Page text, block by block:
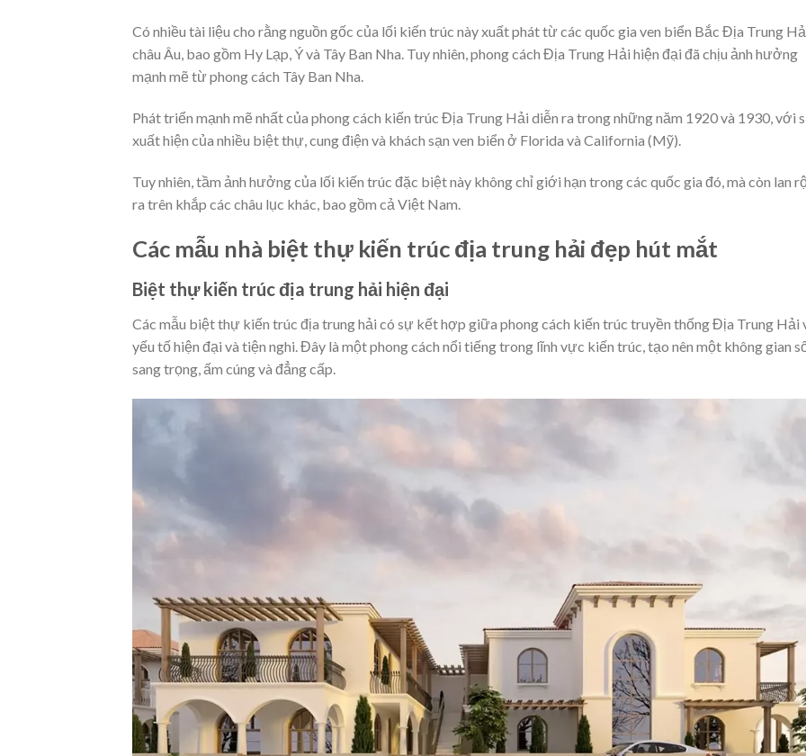
Có nhiều tài liệu cho rằng nguồn gốc của lối kiến trúc này xuất phát từ các quốc gia ven biển Bắc Địa Trung
châu Âu, bao gồm Hy Lạp, Ý và Tây Ban Nha. Tuy nhiên, phong cách Địa Trung Hải hiện đại đã chịu ảnh hưởng
mạnh mẽ từ phong cách Tây Ban Nha.
Phát triển mạnh mẽ nhất của phong cách kiến trúc Địa Trung Hải diễn ra trong những năm 1920 và 1930, với
xuất hiện của nhiều biệt thự, cung điện và khách sạn ven biển ở Florida và California (Mỹ).
Tuy nhiên, tầm ảnh hưởng của lối kiến trúc đặc biệt này không chỉ giới hạn trong các quốc gia đó, mà còn lan
ra trên khắp các châu lục khác, bao gồm cả Việt Nam.
Các mẫu nhà biệt thự kiến trúc địa trung hải đẹp hút mắt
Biệt thự kiến trúc địa trung hải hiện đại
Các mẫu biệt thự kiến trúc địa trung hải có sự kết hợp giữa phong cách kiến trúc truyền thống Địa Trung Hải
yếu tố hiện đại và tiện nghi. Đây là một phong cách nổi tiếng trong lĩnh vực kiến trúc, tạo nên một không gian
sang trọng, ấm cúng và đẳng cấp.